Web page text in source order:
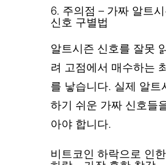
6. 주의점 – 가짜 알트
신호 구별법
알트시즌 신호를 잘못
려 고점에서 매수하는
를 낳습니다. 실제 알트
하기 쉬운 가짜 신호들
아야 합니다.
비트코인 하락으로 인